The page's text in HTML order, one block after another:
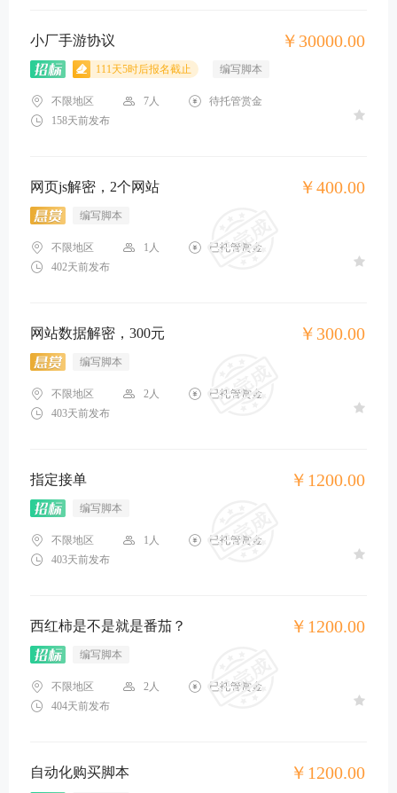
小厂手游协议 ￥30000.00
111天5时后报名截止 编写脚本
不限地区 7人
待托管赏金
158天前发布
网页js解密，2个网站 ￥400.00
编写脚本
不限地区 1人
已托管赏金
402天前发布
网站数据解密，300元 ￥300.00
编写脚本
不限地区 2人
已托管赏金
403天前发布
指定接单 ￥1200.00
编写脚本
不限地区 1人
已托管赏金
403天前发布
西红柿是不是就是番茄？ ￥1200.00
编写脚本
不限地区 2人
已托管赏金
404天前发布
自动化购买脚本 ￥1200.00